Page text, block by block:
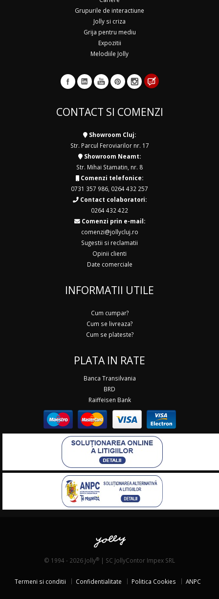
Grupurile de interactiune
Jolly si criza
Grija pentru mediu
Expozitii
Melodiile Jolly
CONTACT SI COMENZI
Showroom Cluj:
Str. Parcul Feroviarilor nr. 17
Showroom Neamt:
Str. Mihai Stamatin, nr. 8
Comenzi telefonice:
0731 357 986 0264 432 257
Contact colaboratori:
0264 432 422
Comenzi prin e-mail:
comenzi@jollycluj.ro
Sugestii si reclamatii
Opinii clienti
Date comerciale
INFORMATII UTILE
Cum cumpar?
Cum se livreaza?
Cum se plateste?
PLATA IN RATE
Banca Transilvania
BRD
Raiffeisen Bank
© 1994 - 2026 Jolly® | SC JollyContor Impex SRL
Termeni si conditii Confidentialitate Politica Cookies ANPC